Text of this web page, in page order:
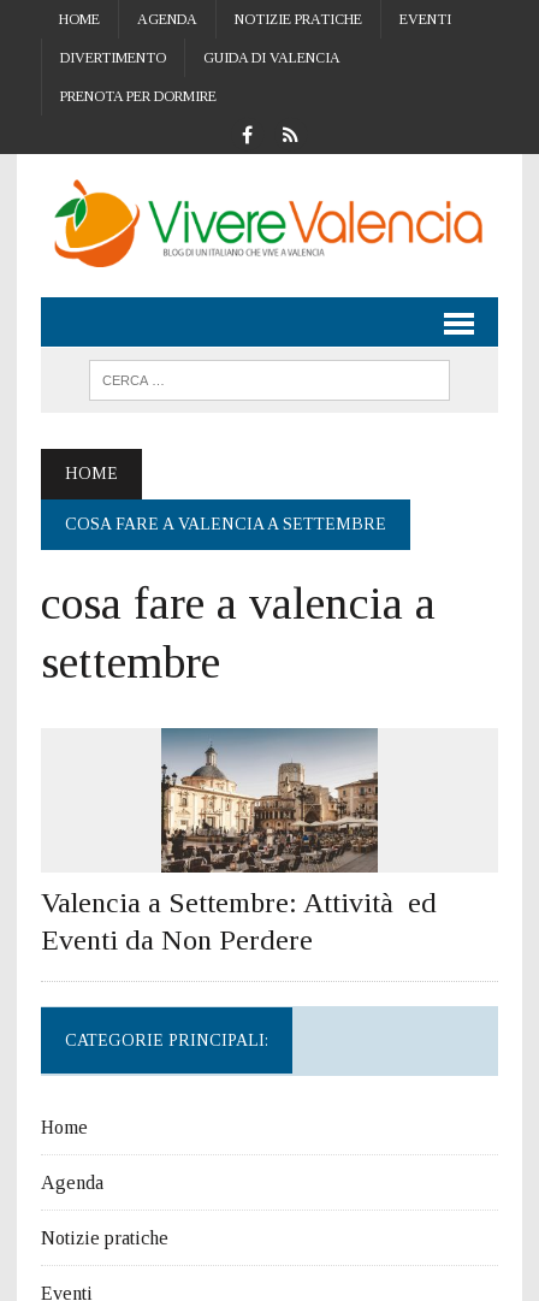
HOME AGENDA NOTIZIE PRATICHE EVENTI
DIVERTIMENTO GUIDA DI VALENCIA
PRENOTA PER DORMIRE
HOME
COSA FARE A VALENCIA A SETTEMBRE
cosa fare a valencia a
settembre
Valencia a Settembre: Attività ed
Eventi da Non Perdere
CATEGORIE PRINCIPALI:
Home
Agenda
Notizie pratiche
Eventi